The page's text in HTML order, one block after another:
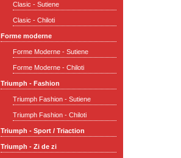
Clasic - Sutiene
Clasic - Chiloti
Forme moderne
Forme Moderne - Sutiene
Forme Moderne - Chiloti
Triumph - Fashion
Triumph Fashion - Sutiene
Triumph Fashion - Chiloti
Triumph - Sport / Triaction
Triumph - Zi de zi